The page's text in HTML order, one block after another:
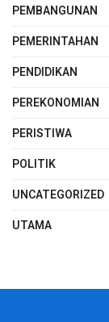
PEMBANGUNAN
PEMERINTAHAN
PENDIDIKAN
PEREKONOMIAN
PERISTIWA
POLITIK
UNCATEGORIZED
UTAMA